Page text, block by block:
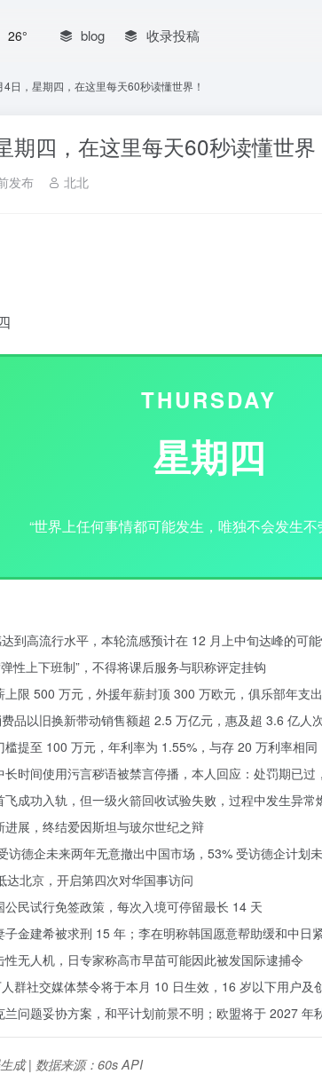
26° blog 收录投稿
日，星期四，在这里每天60秒读懂世界！
四，在这里每天60秒读懂世界
发布 北北
THURSDAY
星期四
“世界上任何事情都可能发生，唯独不会发生不
到高流行水平，本轮流感预计在 12 月上中旬达峰的可
性上下班制”，不得将课后服务与职称评定挂钩
限 500 万元，外援年薪封顶 300 万欧元，俱乐部年支
品以旧换新带动销售额超 2.5 万亿元，惠及超 3.6 亿人
提至 100 万元，年利率为 1.55%，与存 20 万利率相同
时间使用污言秽语被禁言停播，本人回应：处罚期已过
成功入轨，但一级火箭回收试验失败，过程中发生异常
展，终结爱因斯坦与玻尔世纪之辩
访德企未来两年无意撤出中国市场，53% 受访德企计划
达北京，开启第四次对华国事访问
民试行免签政策，每次入境可停留最长 14 天
金建希被求刑 15 年；李在明称韩国愿意帮助缓和中日
无人机，日专家称高市早苗可能因此被发国际逮捕令
群社交媒体禁令将于本月 10 日生效，16 岁以下用户及
问题妥协方案，和平计划前景不明；欧盟将于 2027 年
成 | 数据来源：60s API